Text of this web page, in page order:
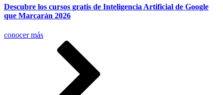
Descubre los cursos gratis de Inteligencia Artificial de Google
que Marcarán 2026
conocer más